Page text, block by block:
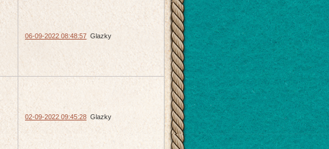
06-09-2022 08:48:57 Glazky
02-09-2022 09:45:28 Glazky